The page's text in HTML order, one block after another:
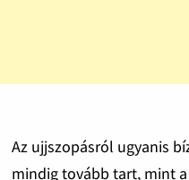
Az ujjszopásról ugyanis
mindig tovább tart, mint